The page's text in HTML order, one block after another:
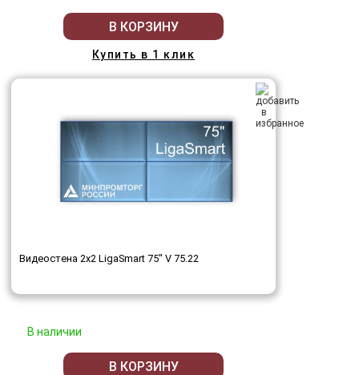
В КОРЗИНУ
Купить в 1 клик
Видеостена 2x2 LigaSmart 75" V 75.22
В наличии
В КОРЗИНУ